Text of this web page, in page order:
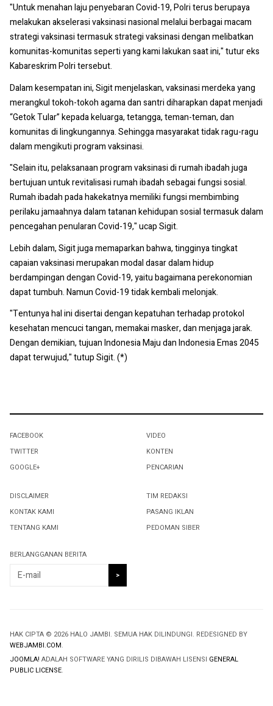
"Untuk menahan laju penyebaran Covid-19, Polri terus berupaya
melakukan akselerasi vaksinasi nasional melalui berbagai macam
strategi vaksinasi termasuk strategi vaksinasi dengan melibatkan
komunitas-komunitas seperti yang kami lakukan saat ini," tutur eks
Kabareskrim Polri tersebut.
Dalam kesempatan ini, Sigit menjelaskan, vaksinasi merdeka yang
merangkul tokoh-tokoh agama dan santri diharapkan dapat menjadi
“Getok Tular” kepada keluarga, tetangga, teman-teman, dan
komunitas di lingkungannya. Sehingga masyarakat tidak ragu-ragu
dalam mengikuti program vaksinasi.
"Selain itu, pelaksanaan program vaksinasi di rumah ibadah juga
bertujuan untuk revitalisasi rumah ibadah sebagai fungsi sosial.
Rumah ibadah pada hakekatnya memiliki fungsi membimbing
perilaku jamaahnya dalam tatanan kehidupan sosial termasuk dalam
pencegahan penularan Covid-19," ucap Sigit.
Lebih dalam, Sigit juga memaparkan bahwa, tingginya tingkat
capaian vaksinasi merupakan modal dasar dalam hidup
berdampingan dengan Covid-19, yaitu bagaimana perekonomian
dapat tumbuh. Namun Covid-19 tidak kembali melonjak.
"Tentunya hal ini disertai dengan kepatuhan terhadap protokol
kesehatan mencuci tangan, memakai masker, dan menjaga jarak.
Dengan demikian, tujuan Indonesia Maju dan Indonesia Emas 2045
dapat terwujud," tutup Sigit. (*)
FACEBOOK
TWITTER
GOOGLE+
VIDEO
KONTEN
PENCARIAN
DISCLAIMER
KONTAK KAMI
TENTANG KAMI
TIM REDAKSI
PASANG IKLAN
PEDOMAN SIBER
BERLANGGANAN BERITA
HAK CIPTA © 2026 HALO JAMBI. SEMUA HAK DILINDUNGI. REDESIGNED BY
WEBJAMBI.COM.
JOOMLA! ADALAH SOFTWARE YANG DIRILIS DIBAWAH LISENSI GENERAL
PUBLIC LICENSE.